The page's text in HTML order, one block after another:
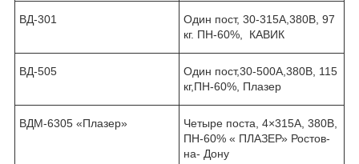
ВД-301
Один пост, 30-315А,380В, 97
кг. ПН-60%, КАВИК
ВД-505
Один пост,30-500А,380В, 115
кг,ПН-60%, Плазер
ВДМ-6305 «Плазер»
Четыре поста, 4×315А, 380В,
ПН-60% « ПЛАЗЕР» Ростов-
на- Дону